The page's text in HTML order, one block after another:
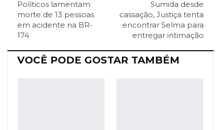
ReddIt Telegram
Viber O email
Políticos lamentam
morte de 13 pessoas
em acidente na BR-
174
Sumida desde
cassação, Justiça tenta
encontrar Selma para
entregar intimação
VOCÊ PODE GOSTAR TAMBÉM